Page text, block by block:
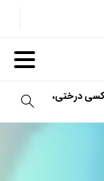
درختی،
جستجو